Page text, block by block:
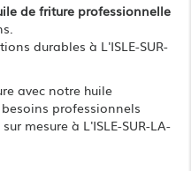
de friture professionnelle
durables à L'ISLE-SUR-
avec notre huile
professionnels
mesure à L'ISLE-SUR-LA-